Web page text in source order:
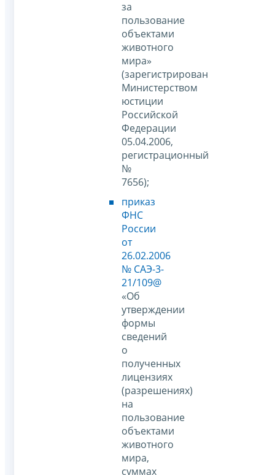
за
пользование
объектами
животного
мира»
(зарегистрирован
Министерством
юстиции
Российской
Федерации
05.04.2006,
регистрационный
№
7656);
приказ
ФНС
России
от
26.02.2006
№ САЭ-3-
21/109@
«Об
утверждении
формы
сведений
о
полученных
лицензиях
(разрешениях)
на
пользование
объектами
животного
мира,
суммах